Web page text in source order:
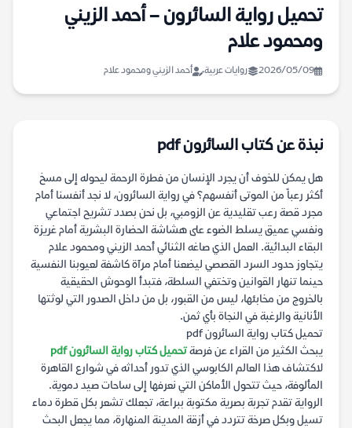
تحميل رواية السائرون – أحمد الزيني
ومحمود علام
2026/05/09 روايات عربية أحمد الزيني ومحمود علام
نبذة عن كتاب السائرون pdf
هل يمكن للخوف أن يجرد الإنسان من فطرة الرحمة ليحوله إلى مسخ
أكثر رعباً من الموتى أنفسهم؟ في رواية السائرون، لا نجد أنفسنا أمام
مجرد قصة رعب تقليدية عن الزومبي، بل نحن بصدد تشريح اجتماعي
ونفسي عميق يسلط الضوء على هشاشة الحضارة البشرية أمام غريزة
البقاء البدائية. العمل الذي صاغه الثنائي أحمد الزيني ومحمود علام
يتجاوز حدود السرد القصصي ليضعنا أمام مرآة كاشفة لعيوبنا النفسية
حينما تنهار القوانين وتختفي السلطة، فتبدأ الوحوش الحقيقية
بالخروج من مخابئها، ليس من القبور، بل من داخل الصدور التي لوثتها
الأنانية والرغبة في النجاة بأي ثمن.
تحميل كتاب رواية السائرون pdf
يبحث الكثير من القراء عن فرصةتحميل كتاب رواية السائرون pdf
لاكتشاف هذا العالم الكابوسي الذي تدور أحداثه في شوارع القاهرة
المألوفة، حيث تتحول الأماكن التي نعرفها إلى ساحات صيد دموية.
الرواية تقدم تجربة بصرية مكتوبة ببراعة، تجعلك تشعر بكل قطرة دماء
تسيل وبكل صرخة تتردد في أزقة المدينة المنهارة، مما يجعل البحث